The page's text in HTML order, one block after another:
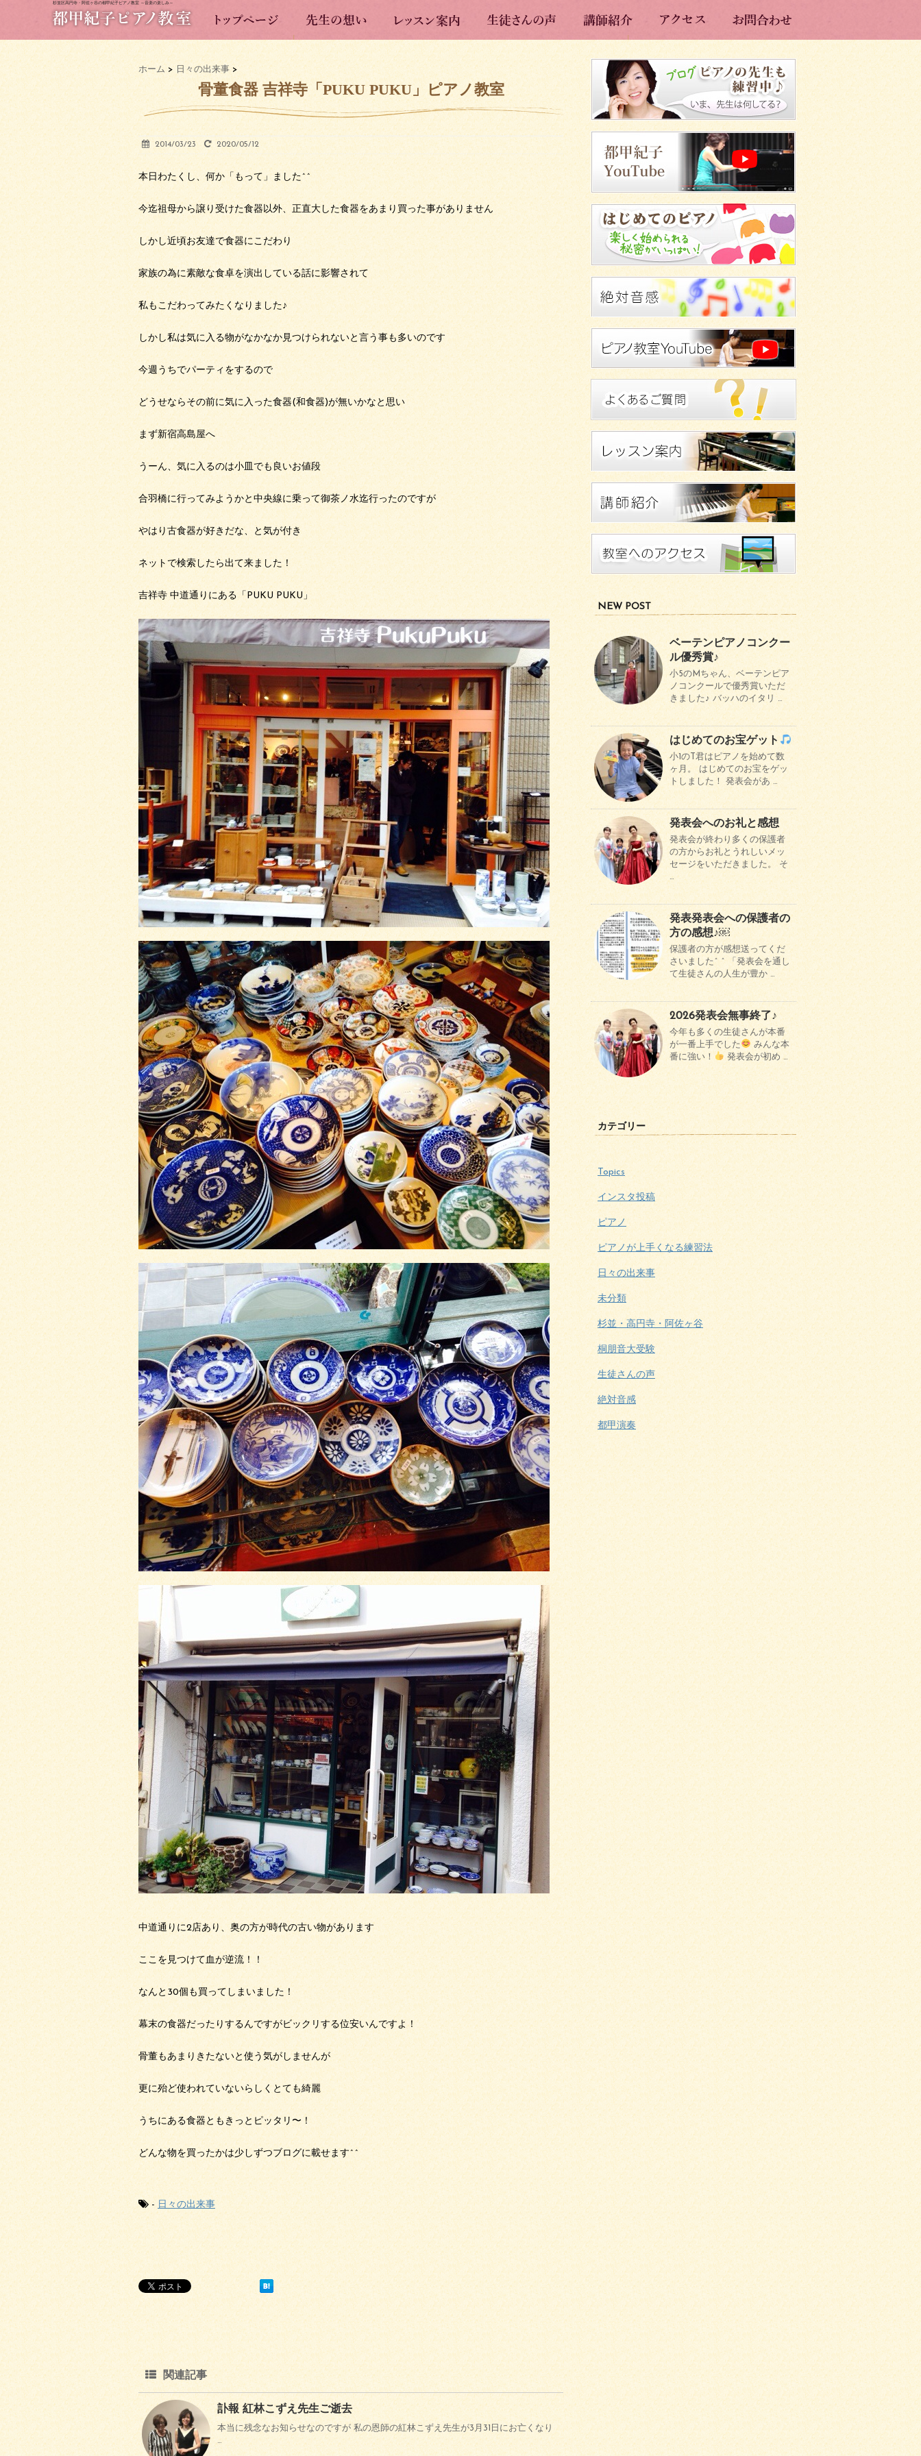
杉並区高円寺・阿佐ヶ谷の都甲紀子ピアノ教室 ～音楽の楽しみ～
ホーム > 日々の出来事 >
骨董食器 吉祥寺「PUKU PUKU」ピアノ教室
2014/03/23 2020/05/12
本日わたくし、何か「もって」ました^^
今迄祖母から譲り受けた食器以外、正直大した食器をあまり買った事がありません
しかし近頃お友達で食器にこだわり
家族の為に素敵な食卓を演出している話に影響されて
私もこだわってみたくなりました♪
しかし私は気に入る物がなかなか見つけられないと言う事も多いのです
今週うちでパーティをするので
どうせならその前に気に入った食器(和食器)が無いかなと思い
まず新宿高島屋へ
うーん、気に入るのは小皿でも良いお値段
合羽橋に行ってみようかと中央線に乗って御茶ノ水迄行ったのですが
やはり古食器が好きだな、と気が付き
ネットで検索したら出て来ました！
吉祥寺 中道通りにある「PUKU PUKU」
中道通りに2店あり、奥の方が時代の古い物があります
ここを見つけて血が逆流！！
なんと30個も買ってしまいました！
幕末の食器だったりするんですがビックリする位安いんですよ！
骨董もあまりきたないと使う気がしませんが
更に殆ど使われていないらしくとても綺麗
うちにある食器ともきっとピッタリ〜！
どんな物を買ったかは少しずつブログに載せます^^
- 日々の出来事
関連記事
訃報 紅林こずえ先生ご逝去
本当に残念なお知らせなのですが 私の恩師の紅林こずえ先生が3月31日にお亡くなり
…
NEW POST
ベーテンピアノコンクー
ル優秀賞♪
小5のMちゃん、ベーテンピア
ノコンクールで優秀賞いただ
きました♪ バッハのイタリ …
はじめてのお宝ゲット
小1のT君はピアノを始めて数
ヶ月。 はじめてのお宝をゲッ
トしました！ 発表会があ …
発表会へのお礼と感想
発表会が終わり多くの保護者
の方からお礼とうれしいメッ
セージをいただきました。 そ
…
発表発表会への保護者の
方の感想♪￼
保護者の方が感想送ってくだ
さいました^ ^ 「発表会を通し
て生徒さんの人生が豊か …
2026発表会無事終了♪
今年も多くの生徒さんが本番
が一番上手でした
みんな本
番に強い！
発表会が初め …
カテゴリー
Topics
インスタ投稿
ピアノ
ピアノが上手くなる練習法
日々の出来事
未分類
杉並・高円寺・阿佐ヶ谷
桐朋音大受験
生徒さんの声
絶対音感
都甲演奏